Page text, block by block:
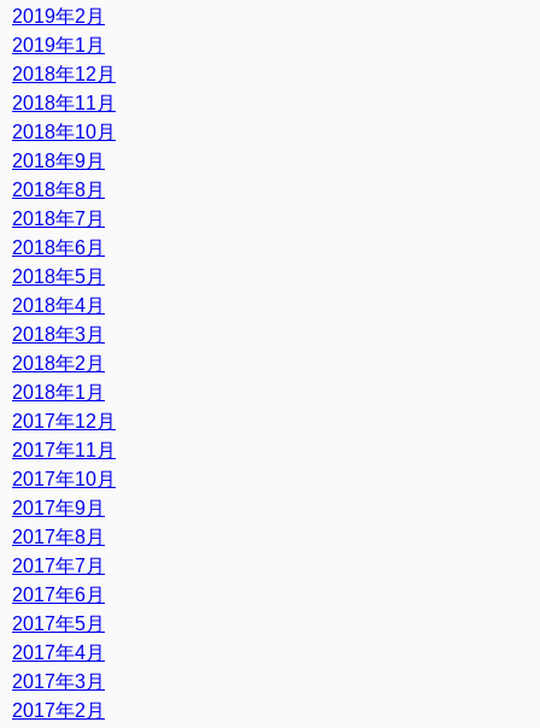
2019年2月
2019年1月
2018年12月
2018年11月
2018年10月
2018年9月
2018年8月
2018年7月
2018年6月
2018年5月
2018年4月
2018年3月
2018年2月
2018年1月
2017年12月
2017年11月
2017年10月
2017年9月
2017年8月
2017年7月
2017年6月
2017年5月
2017年4月
2017年3月
2017年2月